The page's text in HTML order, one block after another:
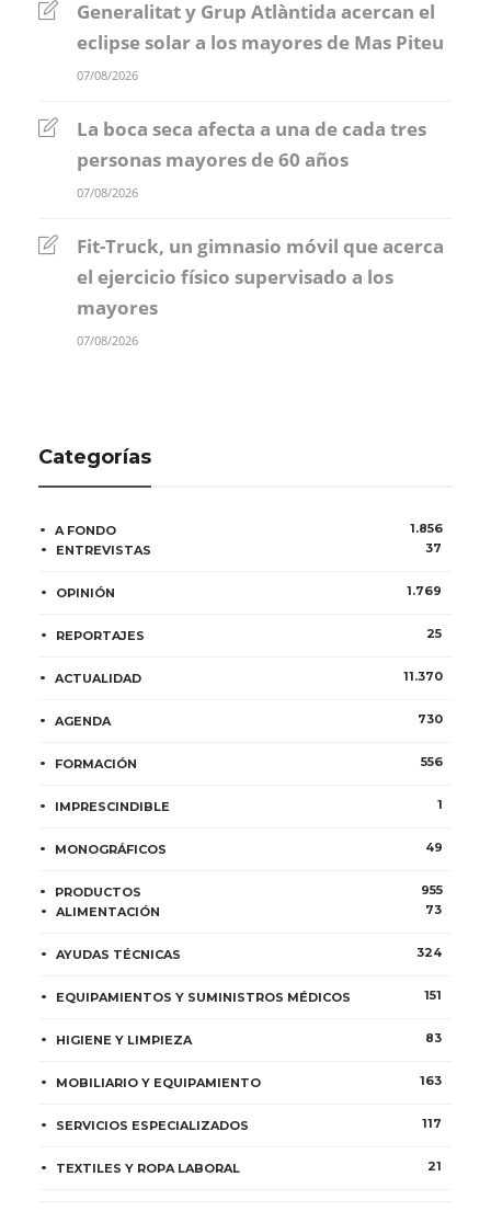
Generalitat y Grup Atlàntida acercan el
eclipse solar a los mayores de Mas Piteu
07/08/2026
La boca seca afecta a una de cada tres
personas mayores de 60 años
07/08/2026
Fit-Truck, un gimnasio móvil que acerca
el ejercicio físico supervisado a los
mayores
07/08/2026
Categorías
A FONDO
1.856
ENTREVISTAS
37
OPINIÓN 1.769
REPORTAJES 25
ACTUALIDAD 11.370
AGENDA 730
FORMACIÓN 556
IMPRESCINDIBLE 1
MONOGRÁFICOS 49
PRODUCTOS
955
ALIMENTACIÓN
73
AYUDAS TÉCNICAS 324
EQUIPAMIENTOS Y SUMINISTROS MÉDICOS 151
HIGIENE Y LIMPIEZA 83
MOBILIARIO Y EQUIPAMIENTO 163
SERVICIOS ESPECIALIZADOS 117
TEXTILES Y ROPA LABORAL 21